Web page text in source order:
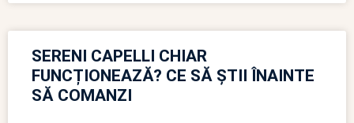
SERENI CAPELLI CHIAR
FUNCȚIONEAZĂ? CE SĂ ȘTII ÎNAINTE
SĂ COMANZI